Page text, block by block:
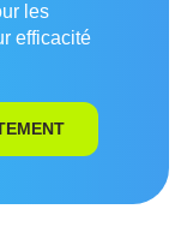
les
efficacité